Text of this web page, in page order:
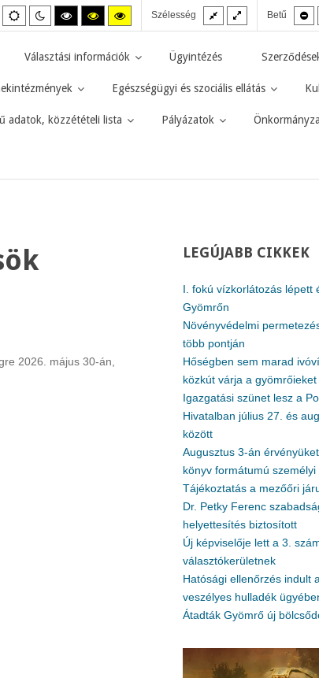
Alapértelmezett
mód
Éjszakai
mód
Magas
kontraszt
mód.
Magas
kontraszt
mód.
Magas
kontraszt
mód.
Szélesség
Fix
elrendezés
Széles
elrendezés
Betű
Választási információk Ügyintézés
Egészségügyi és szociális ellátás
adatok, közzétételi lista Pályázatok
2026. május 30-án,
LEGÚJABB CIKKEK
I. fokú vízkorlátozás lépett
Gyömrőn
Növényvédelmi
több pontján
Hőségben sem marad
közkút várja a gyömrőieket
Igazgatási szünet lesz a
Hivatalban július 27. és
között
Augusztus 3-án
könyv formátumú
Tájékoztatás a mezőőri
Dr. Petky Ferenc
helyettesítés biztosított
Új képviselője lett a 3.
választókerületnek
Hatósági ellenőrzés indult
veszélyes hulladék
Átadták Gyömrő új